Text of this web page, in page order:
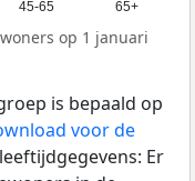
45-65 65+
op 1 januari
is bepaald op
voor de
Er